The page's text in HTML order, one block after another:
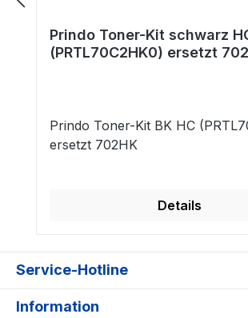
Prindo Toner-Kit schwarz
(PRTL70C2HK0) ersetzt
Prindo Toner-Kit BK HC
ersetzt 702HK
Details
Service-Hotline
Information